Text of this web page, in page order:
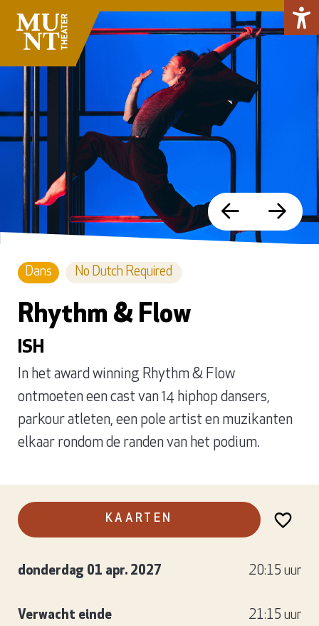
Dans No Dutch Required
Rhythm & Flow
ISH
In het award winning Rhythm & Flow
ontmoeten een cast van 14 hiphop dansers,
parkour atleten, een pole artist en muzikanten
elkaar rondom de randen van het podium.
KAARTEN
donderdag 01 apr. 2027 20:15 uur
Verwacht einde 21:15 uur